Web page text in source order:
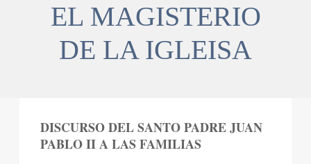
EL MAGISTERIO
DE LA IGLEISA
DISCURSO DEL SANTO PADRE JUAN
PABLO II A LAS FAMILIAS